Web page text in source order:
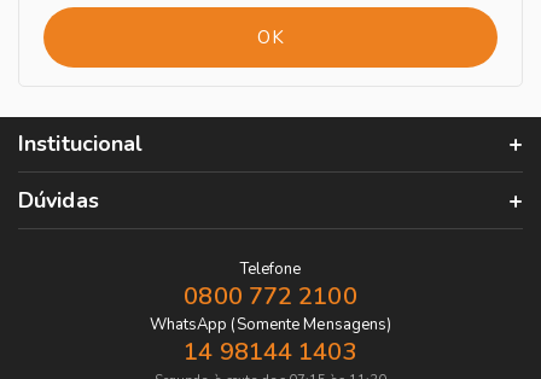
Institucional
Dúvidas
Telefone
0800 772 2100
WhatsApp (Somente Mensagens)
14 98144 1403